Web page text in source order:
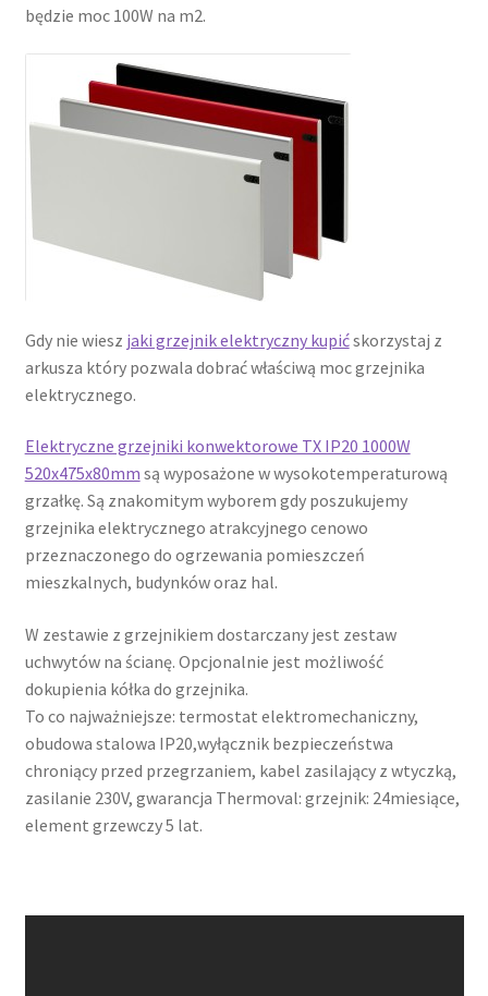
będzie moc 100W na m2.
Gdy nie wiesz jaki grzejnik elektryczny kupićskorzystaj z
arkusza który pozwala dobrać właściwą moc grzejnika
elektrycznego.
Elektryczne grzejniki konwektorowe TX IP20 1000W
520x475x80mm są wyposażone w wysokotemperaturową
grzałkę. Są znakomitym wyborem gdy poszukujemy
grzejnika elektrycznego atrakcyjnego cenowo
przeznaczonego do ogrzewania pomieszczeń
mieszkalnych, budynków oraz hal.
W zestawie z grzejnikiem dostarczany jest zestaw
uchwytów na ścianę. Opcjonalnie jest możliwość
dokupienia kółka do grzejnika.
To co najważniejsze: termostat elektromechaniczny,
obudowa stalowa IP20,wyłącznik bezpieczeństwa
chroniący przed przegrzaniem, kabel zasilający z wtyczką,
zasilanie 230V, gwarancja Thermoval: grzejnik: 24miesiące,
element grzewczy 5 lat.